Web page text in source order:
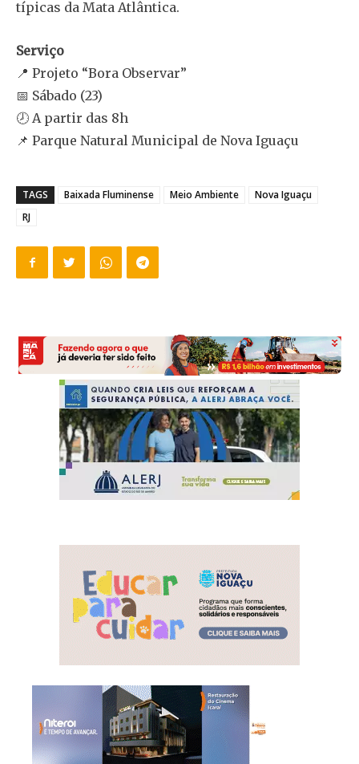
típicas da Mata Atlântica.
Serviço
📍 Projeto “Bora Observar”
📅 Sábado (23)
🕗 A partir das 8h
📌 Parque Natural Municipal de Nova Iguaçu
TAGS Baixada Fluminense Meio Ambiente
Nova Iguaçu
RJ